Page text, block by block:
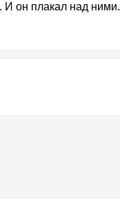
И он плакал над ними.